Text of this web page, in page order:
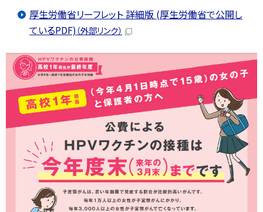
厚生労働省リーフレット 詳細版 (厚生労働省で公開し
ているPDF)（外部リンク）